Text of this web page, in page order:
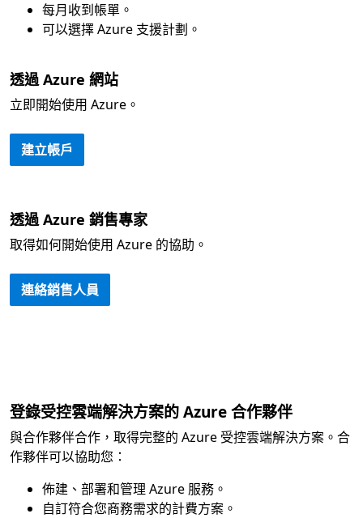
每月收到帳單。
可以選擇 Azure 支援計劃。
透過 Azure 網站
立即開始使用 Azure。
建立帳戶
透過 Azure 銷售專家
取得如何開始使用 Azure 的協助。
連絡銷售人員
登錄受控雲端解決方案的 Azure 合作夥伴
與合作夥伴合作，取得完整的 Azure 受控雲端解決方案。合
作夥伴可以協助您：
佈建、部署和管理 Azure 服務。
自訂符合您商務需求的計費方案。